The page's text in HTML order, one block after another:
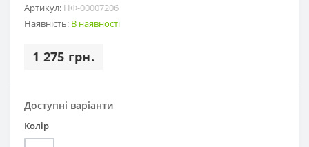
Артикул: НФ-00007206
Наявність: В наявності
1 275 грн.
Доступні варіанти
Колір